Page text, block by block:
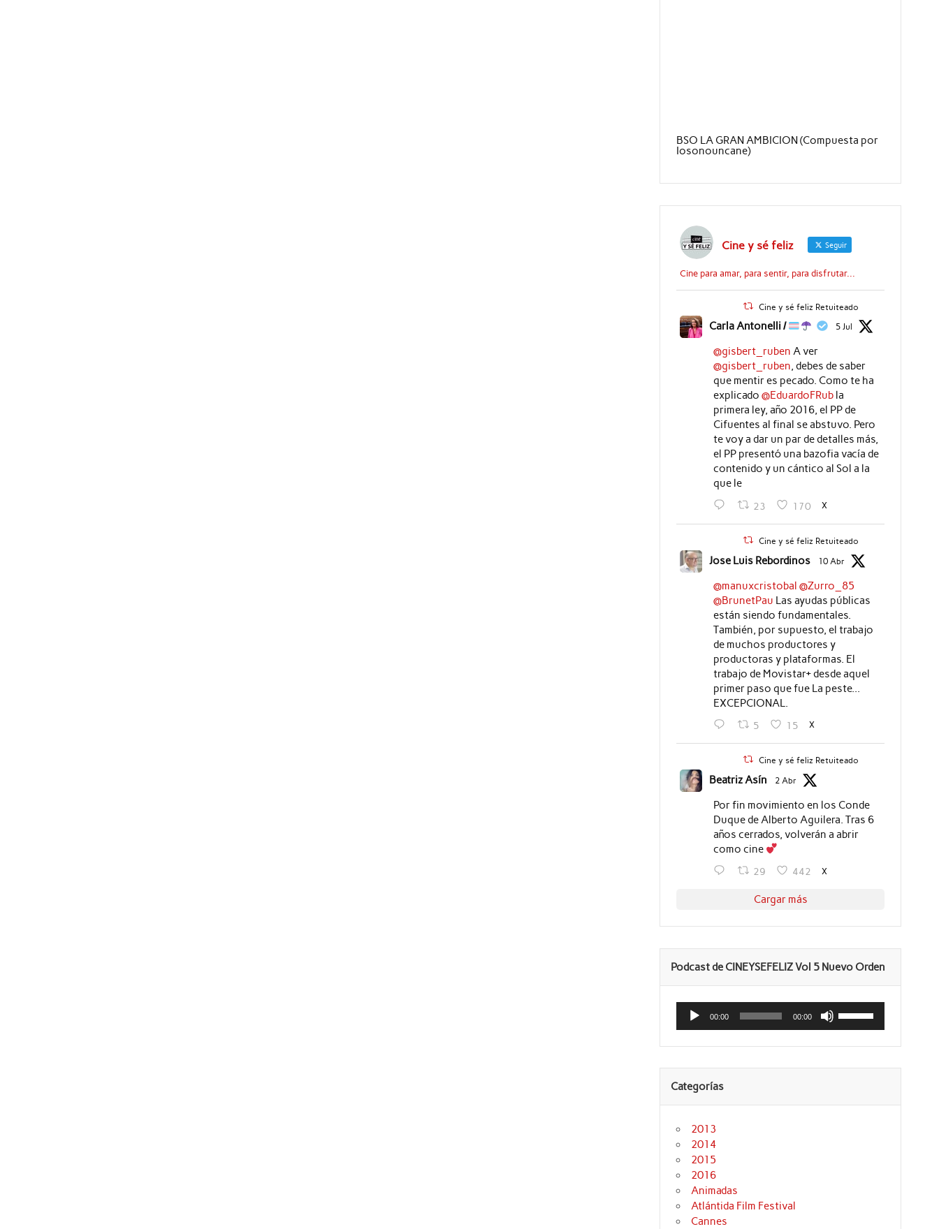
BSO LA GRAN AMBICION (Compuesta por
Iosonouncane)
Cine y sé feliz Seguir
Cine para amar, para sentir, para disfrutar...
Cine y sé feliz Retuiteado
Carla Antonelli / 5 Jul
@gisbert_ruben A ver
@gisbert_ruben, debes de saber
que mentir es pecado. Como te ha
explicado @EduardoFRubla
primera ley, año 2016, el PP de
Cifuentes al final se abstuvo. Pero
te voy a dar un par de detalles más,
el PP presentó una bazofia vacía de
contenido y un cántico al Sol a la
que le
23 170 X
Cine y sé feliz Retuiteado
Jose Luis Rebordinos 10 Abr
@manuxcristobal @Zurro_85
@BrunetPau Las ayudas públicas
están siendo fundamentales.
También, por supuesto, el trabajo
de muchos productores y
productoras y plataformas. El
trabajo de Movistar+ desde aquel
primer paso que fue La peste...
EXCEPCIONAL.
5 15 X
Cine y sé feliz Retuiteado
Beatriz Asín 2 Abr
Por fin movimiento en los Conde
Duque de Alberto Aguilera. Tras 6
años cerrados, volverán a abrir
como cine
29 442 X
Cargar más
Podcast de CINEYSEFELIZ Vol 5 Nuevo Orden
Reproductor
audio
00:00 00:00
las
teclas
flecha
para
Categorías
2013
2014
2015
2016
Animadas
Atlántida Film Festival
Cannes